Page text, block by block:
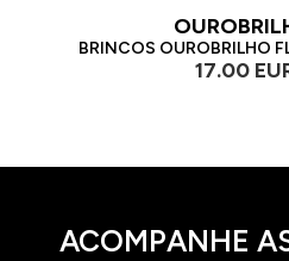
BRINCOS OUROBRILHO
17.00
ACOMPANHE